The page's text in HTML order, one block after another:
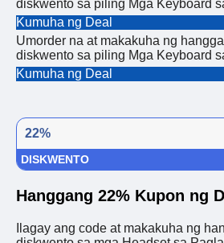
diskwento sa piling Mga Keyboard
Kumuha ng Deal
Umorder na at makakuha ng
diskwento sa piling Mga Keyboard
Kumuha ng Deal
22%
DISKWENTO
Hanggang 22% Kupon ng
Ilagay ang code at makakuha ng